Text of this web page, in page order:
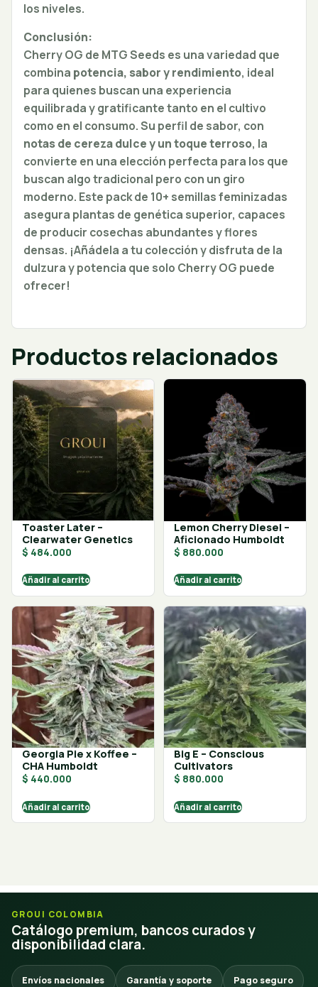
los niveles.
Conclusión:
Cherry OG de MTG Seeds es una variedad que
combina potencia, sabor y rendimiento, ideal
para quienes buscan una experiencia
equilibrada y gratificante tanto en el cultivo
como en el consumo. Su perfil de sabor, con
notas de cereza dulce y un toque terroso, la
convierte en una elección perfecta para los que
buscan algo tradicional pero con un giro
moderno. Este pack de 10+ semillas feminizadas
asegura plantas de genética superior, capaces
de producir cosechas abundantes y flores
densas. ¡Añádela a tu colección y disfruta de la
dulzura y potencia que solo Cherry OG puede
ofrecer!
Productos relacionados
Toaster Later –
Clearwater Genetics
$ 484.000
Añadir al carrito
Lemon Cherry Diesel –
Aficionado Humboldt
$ 880.000
Añadir al carrito
Georgia Pie x Koffee –
CHA Humboldt
$ 440.000
Añadir al carrito
Big E – Conscious
Cultivators
$ 880.000
Añadir al carrito
GROUI COLOMBIA
Catálogo premium, bancos curados y
disponibilidad clara.
Envíos nacionales Garantía y soporte Pago seguro